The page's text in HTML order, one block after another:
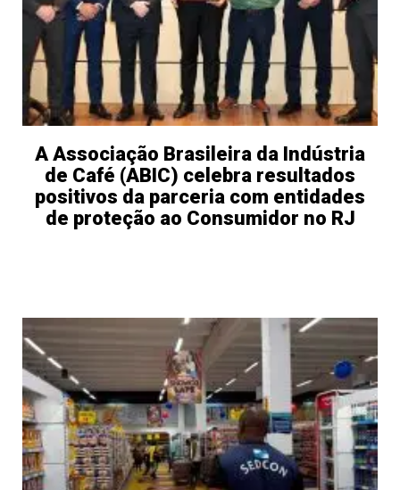
A Associação Brasileira da Indústria
de Café (ABIC) celebra resultados
positivos da parceria com entidades
de proteção ao Consumidor no RJ